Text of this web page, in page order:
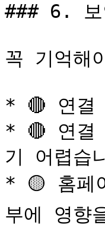
### 6. 보
꼭 기억해
* 🔴 연결
* 🔴 연결
기 어렵습
* 🟡 홈페
부에 영향